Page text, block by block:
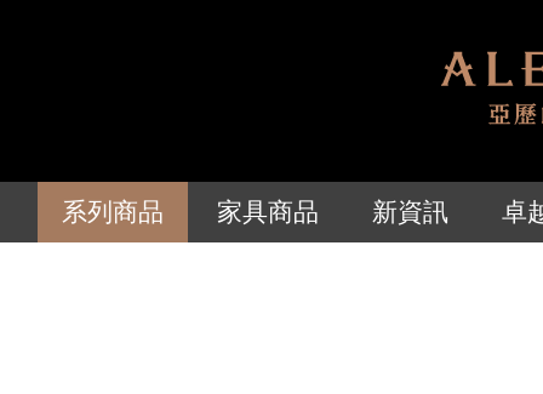
系列商品 家具商品 新資訊 卓